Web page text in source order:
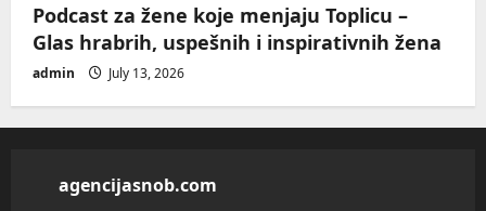
Podcast za žene koje menjaju Toplicu –
Glas hrabrih, uspešnih i inspirativnih žena
admin July 13, 2026
agencijasnob.com